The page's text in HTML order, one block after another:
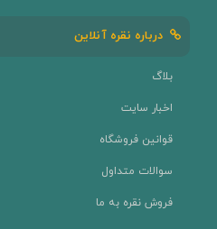
درباره نقره آنلاین
بلاگ
اخبار سایت
قوانین فروشگاه
سوالات متداول
فروش نقره به ما